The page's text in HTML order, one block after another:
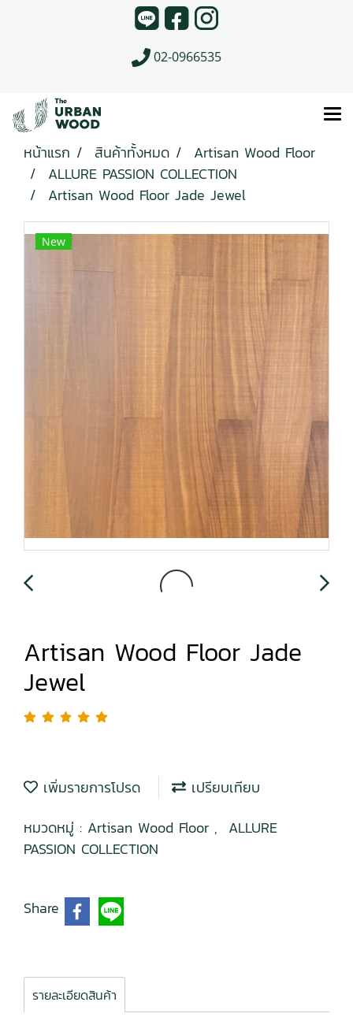
02-0966535
หน้าแรก สินค้าทั้งหมด
Artisan Wood Floor
ALLURE PASSION COLLECTION
Artisan Wood Floor Jade Jewel
New
Artisan Wood Floor Jade
Jewel
เพิ่มรายการโปรด
เปรียบเทียบ
หมวดหมู่ : Artisan Wood Floor , ALLURE
PASSION COLLECTION
Share
รายละเอียดสินค้า